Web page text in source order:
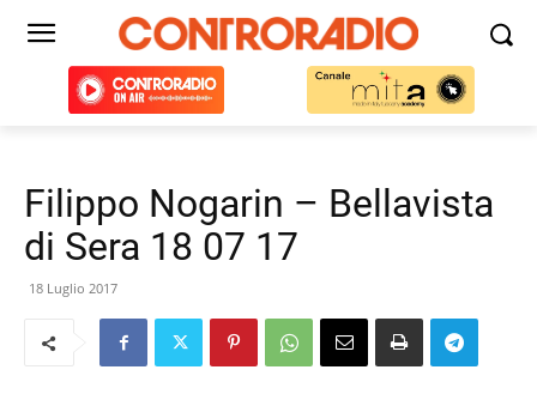
Filippo Nogarin – Bellavista
di Sera 18 07 17
18 Luglio 2017